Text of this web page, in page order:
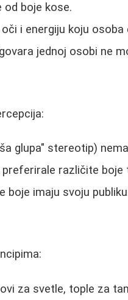
od boje kose.
i energiju koju osoba
jednoj osobi ne
glupa" stereotip)
različite boje
boje imaju svoju
za svetle, tople za